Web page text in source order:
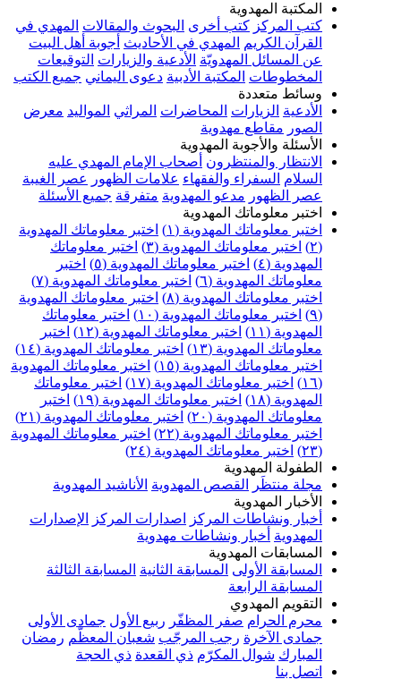
المهدوية
كتب أخرى البحوث والمقالات المهدي في
المهدي في الأحاديث أجوبة أهل البيت
المسائل المهدويّة الأدعية والزيارات التوقيعات
المكتبة الأدبية دعوى اليماني جميع الكتب
متعددة
الزيارات المحاضرات المراثي المواليد معرض
مقاطع مهدوية
والأجوبة المهدوية
والمنتظرون أصحاب الإمام المهدي عليه
السفراء والفقهاء علامات الظهور عصر الغيبة
مدعو المهدوية متفرقة جميع الأسئلة
معلوماتك المهدوية
معلوماتك المهدوية (١)
اختبر معلوماتك المهدوية
اختبر معلوماتك المهدوية (٣)
اختبر معلوماتك
اختبر معلوماتك المهدوية (٥)
اختبر
المهدوية (٦)
اختبر معلوماتك المهدوية (٧)
معلوماتك المهدوية (٨)
اختبر معلوماتك المهدوية
اختبر معلوماتك المهدوية (١٠)
اختبر معلوماتك
اختبر معلوماتك المهدوية (١٢)
اختبر
المهدوية (١٣)
اختبر معلوماتك المهدوية (١٤)
معلوماتك المهدوية (١٥)
اختبر معلوماتك المهدوية
اختبر معلوماتك المهدوية (١٧)
اختبر معلوماتك
اختبر معلوماتك المهدوية (١٩)
اختبر
المهدوية (٢٠)
اختبر معلوماتك المهدوية (٢١)
معلوماتك المهدوية (٢٢)
اختبر معلوماتك المهدوية
اختبر معلوماتك المهدوية (٢٤)
المهدوية
منتظَر
القصص المهدوية الأناشيد المهدوية
المهدوية
ونشاطات المركز اصدارات المركز الإصدارات
أخبار ونشاطات مهدوية
المهدوية
الأولى المسابقة الثانية المسابقة الثالثة
الرابعة
المهدوي
الحرام
صفر المظفّر ربيع الأول جمادى الأولى
رجب المرجّب شعبان المعظّم رمضان
شوال المكرّم ذي القعدة ذي الحجة